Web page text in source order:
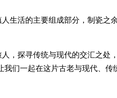
生活的主要组成部分，制瓷之
，探寻传统与现代的交汇之处
我们一起在这片古老与现代、